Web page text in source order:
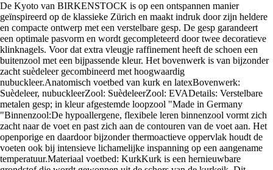
De Kyoto van BIRKENSTOCK is op een ontspannen manier
geïnspireerd op de klassieke Zürich en maakt indruk door zijn heldere
en compacte ontwerp met een verstelbare gesp. De gesp garandeert
een optimale pasvorm en wordt gecompleteerd door twee decoratieve
klinknagels. Voor dat extra vleugje raffinement heeft de schoen een
buitenzool met een bijpassende kleur. Het bovenwerk is van bijzonder
zacht suèdeleer gecombineerd met hoogwaardig
nubuckleer.Anatomisch voetbed van kurk en latexBovenwerk:
Suèdeleer, nubuckleerZool: SuèdeleerZool: EVADetails: Verstelbare
metalen gesp; in kleur afgestemde loopzool "Made in Germany
"Binnenzool:De hypoallergene, flexibele leren binnenzool vormt zich
zacht naar de voet en past zich aan de contouren van de voet aan. Het
openporige en daardoor bijzonder thermoactieve oppervlak houdt de
voeten ook bij intensieve lichamelijke inspanning op een aangename
temperatuur.Materiaal voetbed: KurkKurk is een hernieuwbare